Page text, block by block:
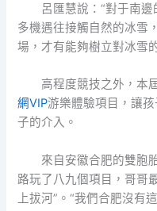
呂匯慧說：“對于南
多機遇往接觸自然的冰雪
場，才有能夠樹立對冰雪
高程度競技之外，本
網VIP游樂體驗項目，讓
子的介入。
來自安徽合肥的雙胞
路玩了八九個項目，哥哥
上拔河”。“我們合肥沒有